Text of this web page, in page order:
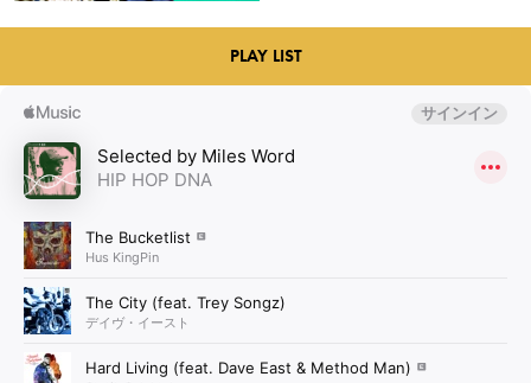
PLAY LIST